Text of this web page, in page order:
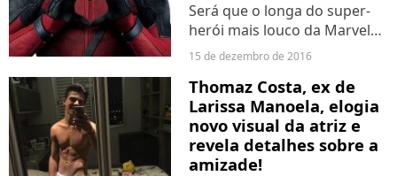
Será que o longa do super-
herói mais louco da Marvel
finalmente começará a ser
15 de dezembro de 2016
Thomaz Costa, ex de
Larissa Manoela, elogia
novo visual da atriz e
revela detalhes sobre a
amizade!